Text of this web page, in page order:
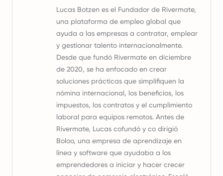
Lucas Botzen es el Fundador de Rivermate,
una plataforma de empleo global que
ayuda a las empresas a contratar, emplear
y gestionar talento internacionalmente.
Desde que fundó Rivermate en diciembre
de 2020, se ha enfocado en crear
soluciones prácticas que simplifiquen la
nómina internacional, los beneficios, los
impuestos, los contratos y el cumplimiento
laboral para equipos remotos. Antes de
Rivermate, Lucas cofundó y co dirigió
Boloo, una empresa de aprendizaje en
línea y software que ayudaba a los
emprendedores a iniciar y hacer crecer